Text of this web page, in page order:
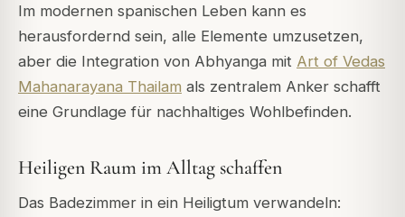
Im modernen spanischen Leben kann es
herausfordernd sein, alle Elemente umzusetzen,
aber die Integration von Abhyanga mit Art of Vedas
Mahanarayana Thailam als zentralem Anker schafft
eine Grundlage für nachhaltiges Wohlbefinden.
Heiligen Raum im Alltag schaffen
Das Badezimmer in ein Heiligtum verwandeln: